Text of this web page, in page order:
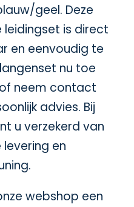
geel. Deze
leidingset is direct
en eenvoudig te
nu toe
neem contact
advies. Bij
u verzekerd van
levering en
webshop een